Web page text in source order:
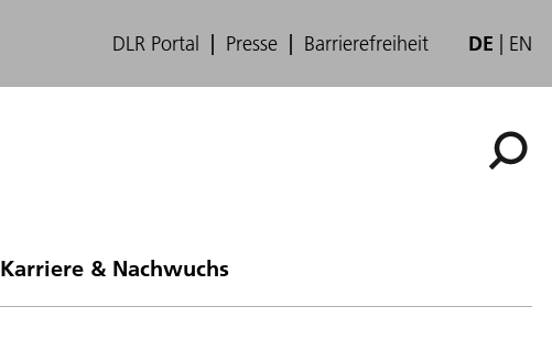
DLR Portal Presse Barrierefreiheit DE EN
Karriere & Nachwuchs